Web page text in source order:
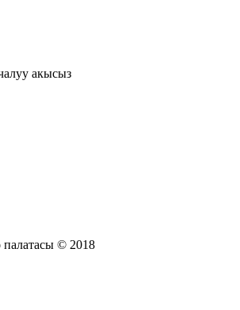
акысыз
© 2018